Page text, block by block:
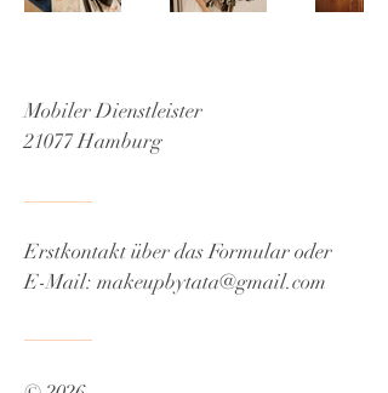
Mobiler Dienstleister
21077 Hamburg
Erstkontakt über das Formular oder
E-Mail: makeupbytata@gmail.com